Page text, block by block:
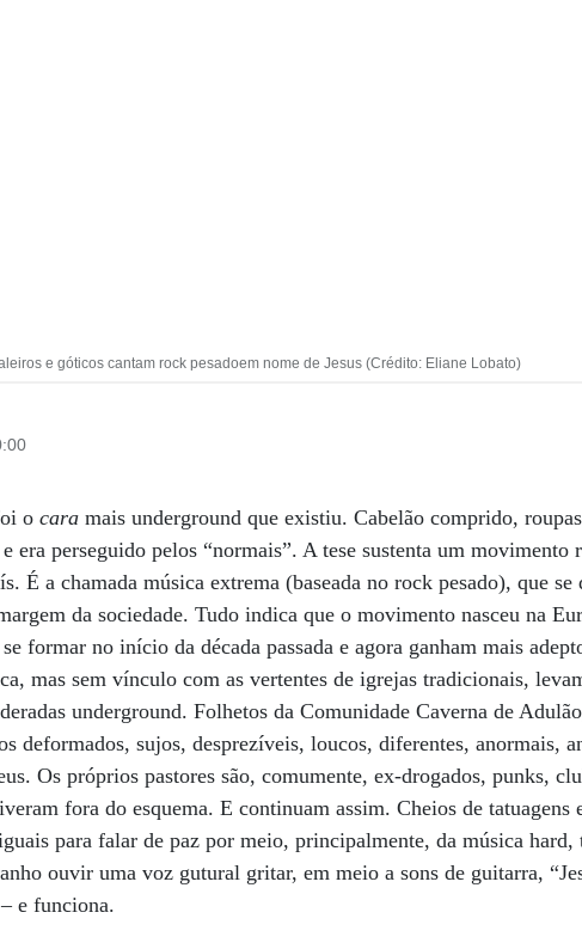
e góticos cantam rock pesadoem nome de Jesus (Crédito: Eliane Lobato)
ocara mais underground que existiu. Cabelão comprido,
era perseguido pelos “normais”. A tese sustenta um movimento
É a chamada música extrema (baseada no rock pesado), que se
da sociedade. Tudo indica que o movimento nasceu na
formar no início da década passada e agora ganham mais
mas sem vínculo com as vertentes de igrejas tradicionais,
underground. Folhetos da Comunidade Caverna de
deformados, sujos, desprezíveis, loucos, diferentes, anormais,
Os próprios pastores são, comumente, ex-drogados, punks,
fora do esquema. E continuam assim. Cheios de tatuagens
para falar de paz por meio, principalmente, da música hard,
ouvir uma voz gutural gritar, em meio a sons de guitarra,
e funciona.